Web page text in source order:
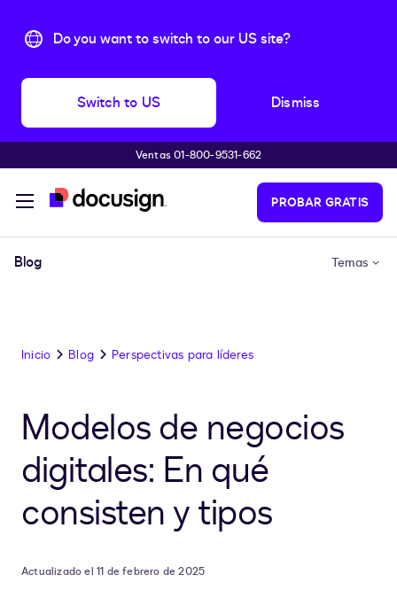
Do you want to switch to our US site?
Switch to US Dismiss
Accede al contenido principalVentas 01-800-9531-662
PROBAR GRATIS
Blog Temas
Inicio Blog Perspectivas para líderes
Modelos de negocios
digitales: En qué
consisten y tipos
Actualizado el 11 de febrero de 2025